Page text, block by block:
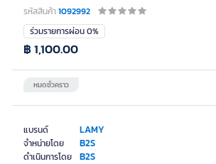
รหัสสินค้า1092992
แบรนด์ LAMY
จำหน่ายโดย B2S
ดำเนินการโดย B2S
ร่วมรายการผ่อน 0%
หมดชั่วคราว
฿ 1,100.00